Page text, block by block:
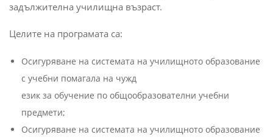
задължителна училищна възраст.
Целите на програмата са:
Осигуряване на системата на училищното образование
с учебни помагала на чужд
език за обучение по общообразователни учебни
предмети;
Осигуряване на системата на училищното образование